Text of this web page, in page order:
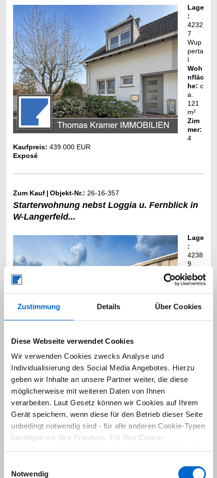
Zustimmung Details Über Cookies
Diese Webseite verwendet Cookies
Wir verwenden Cookies zwecks Analyse und
Individualisierung des Social Media Angebotes. Hierzu
geben wir Inhalte an unsere Partner weiter, die diese
möglicherweise mit weiteren Daten von Ihnen
verarbeiten. Laut Gesetz können wir Cookies auf Ihrem
Gerät speichern, wenn diese für den Betrieb dieser Seite
unbedingt notwendig sind - für alle anderen Cookie-Typen
benötigen wir Ihre Erlaubnis. Für Ihre Cookie-
(schwarzer Kreis) zu ändern sowie zu widerrufen.
Notwendig
Lage
:
4232
7
Wup
perta
l
Woh
nfläc
he: c
a.
121
m²
Zim
mer:
4
Kaufpreis: 439.000 EUR
Exposé
Zum Kauf | Objekt-Nr.: 26-16-357
Starterwohnung nebst Loggia u. Fernblick in
W-Langerfeld...
Lage
:
4238
9
Wup
perta
nfläc
2
Kaufpreis: 79.000 EUR
Exposé
Zum Kauf | Objekt-Nr.:26-2-343
Apartment nebst Aufzug und Fernsicht in W-
Lage